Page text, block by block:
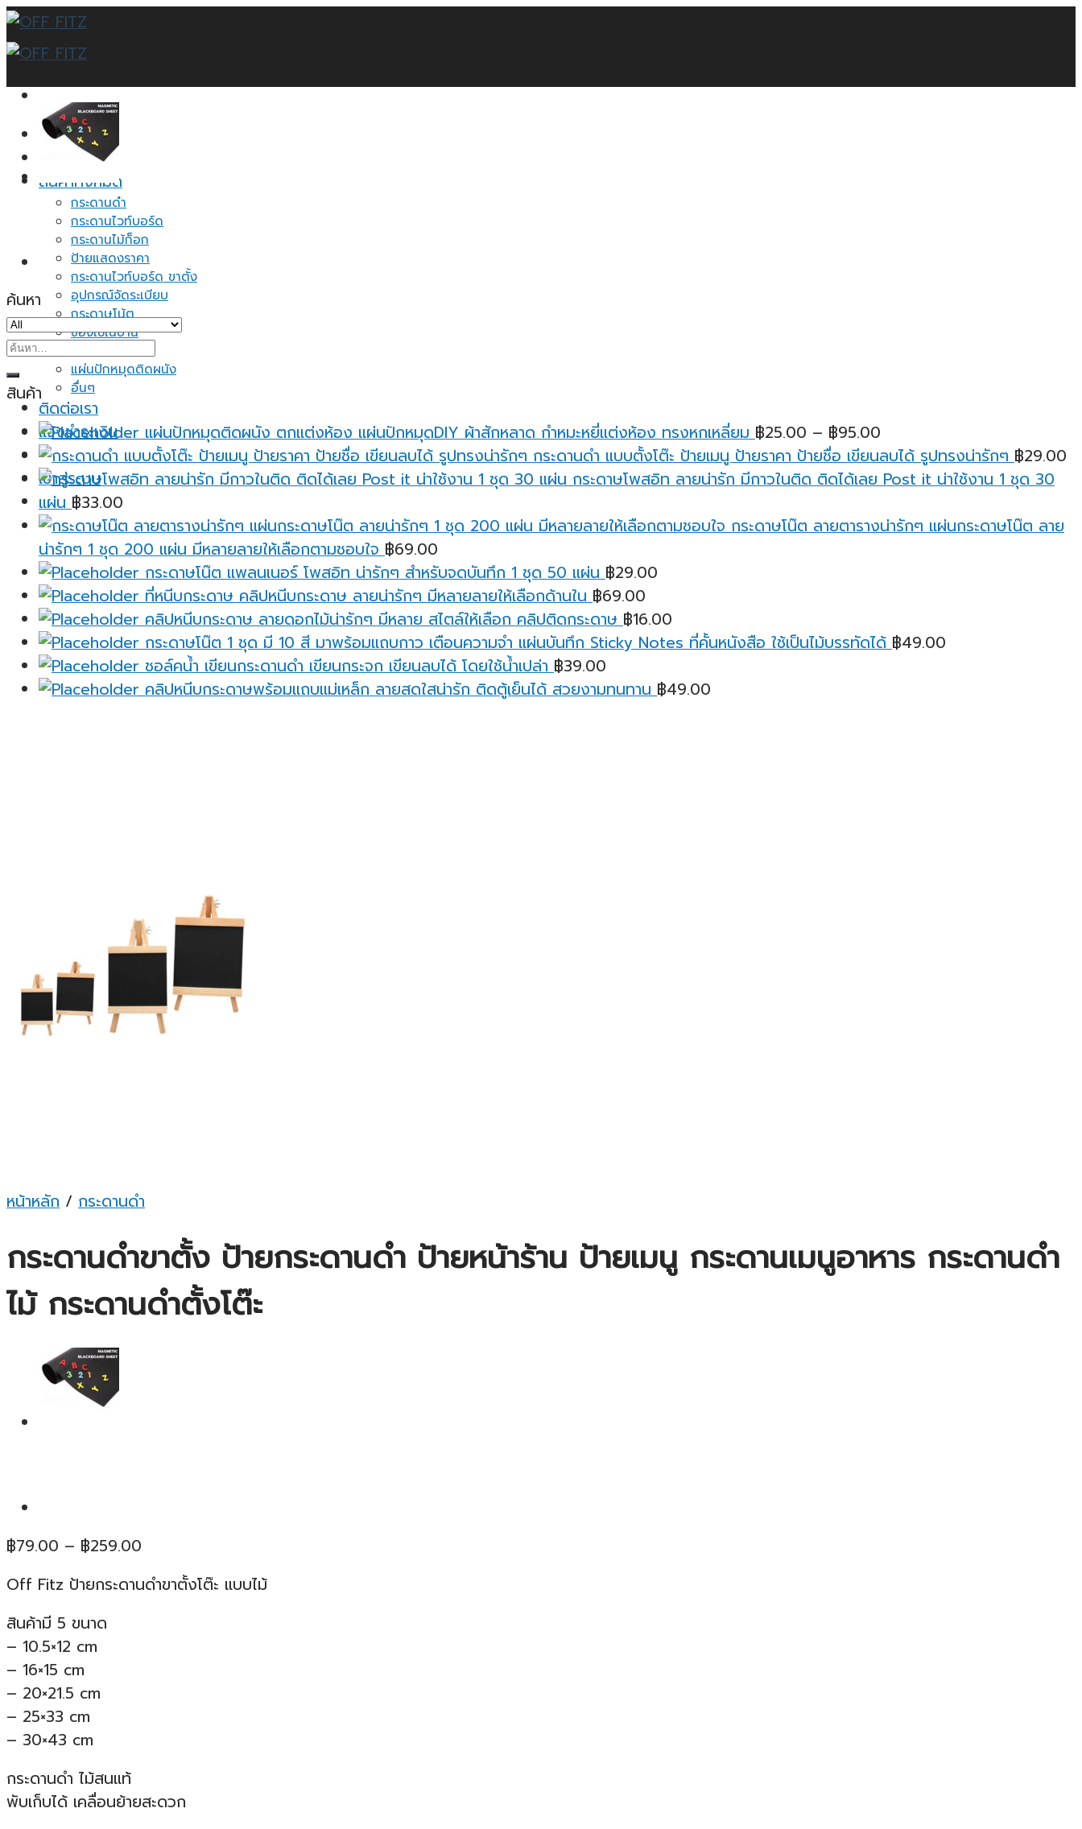
Skip
to
content
หน้าแรก
บทความ
สินค้าทั้งหมด
กระดานดำ
กระดานไวท์บอร์ด
กระดานไม้ก็อก
ป้ายแสดงราคา
กระดานไวท์บอร์ด ขาตั้ง
อุปกรณ์จัดระเบียบ
กระดาษโน้ต
ของใช้ในบ้าน
แผ่นปักหมุดติดผนัง
อื่นๆ
ติดต่อเรา
แจ้งชำระเงิน
เข้าสู่ระบบ
ค้นหา
ค้นหา:
สินค้า
แผ่นปักหมุดติดผนัง ตกแต่งห้อง แผ่นปักหมุดDIY ผ้าสักหลาด กำหมะหยี่แต่งห้อง ทรงหกเหลี่ยม ฿25.00 – ฿95.00
range:
฿25.00
฿95.00
กระดานดำ แบบตั้งโต๊ะ ป้ายเมนู ป้ายราคา ป้ายชื่อ เขียนลบได้ รูปทรงน่ารักๆ ฿29.00
กระดาษโพสอิท ลายน่ารัก มีกาวในติด ติดได้เลย Post it น่าใช้งาน 1 ชุด 30
แผ่น ฿33.00
กระดาษโน๊ต ลายตารางน่ารักๆ แผ่นกระดาษโน๊ต ลาย
น่ารักๆ 1 ชุด 200 แผ่น มีหลายลายให้เลือกตามชอบใจ ฿69.00
กระดาษโน๊ต แพลนเนอร์ โพสอิท น่ารักๆ สำหรับจดบันทึก 1 ชุด 50 แผ่น ฿29.00
ที่หนีบกระดาษ คลิปหนีบกระดาษ ลายน่ารักๆ มีหลายลายให้เลือกด้านใน ฿69.00
คลิปหนีบกระดาษ ลายดอกไม้น่ารักๆ มีหลาย สไตล์ให้เลือก คลิปติดกระดาษ ฿16.00
กระดาษโน๊ต 1 ชุด มี 10 สี มาพร้อมแถบกาว เตือนความจํา แผ่นบันทึก Sticky Notes ที่คั้นหนังสือ ใช้เป็นไม้บรรทัดได้ ฿49.00
ชอล์คน้ำ เขียนกระดานดำ เขียนกระจก เขียนลบได้ โดยใช้น้ำเปล่า ฿39.00
คลิปหนีบกระดาษพร้อมแถบแม่เหล็ก ลายสดใสน่ารัก ติดตู้เย็นได้ สวยงามทนทาน ฿49.00
หน้าหลัก / กระดานดำ
กระดานดำขาตั้ง ป้ายกระดานดำ ป้ายหน้าร้าน ป้ายเมนู กระดานเมนูอาหาร กระดานดำ
ไม้ กระดานดำตั้งโต๊ะ
฿79.00 – ฿259.00
฿79.00
Off Fitz ป้ายกระดานดำขาตั้งโต๊ะ แบบไม้
สินค้ามี 5 ขนาด
– 10.5×12 cm
– 16×15 cm
– 20×21.5 cm
– 25×33 cm
– 30×43 cm
กระดานดำ ไม้สนแท้
พับเก็บได้ เคลื่อนย้ายสะดวก